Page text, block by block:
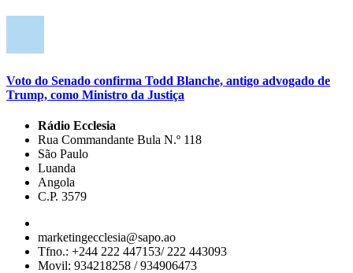
Voto do Senado confirma Todd Blanche, antigo advogado de
Trump, como Ministro da Justiça
Rádio Ecclesia
Rua Commandante Bula N.º 118
São Paulo
Luanda
Angola
C.P. 3579
marketingecclesia@sapo.ao
Tfno.: +244 222 447153/ 222 443093
Movil: 934218258 / 934906473